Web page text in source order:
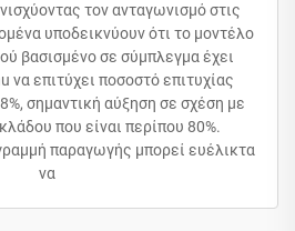
τον ανταγωνισμό στις
υποδεικνύουν ότι το μοντέλο
βασισμένο σε σύμπλεγμα έχει
να επιτύχει ποσοστό επιτυχίας
σημαντική αύξηση σε σχέση με
που είναι περίπου 80%.
παραγωγής μπορεί ευέλικτα
να